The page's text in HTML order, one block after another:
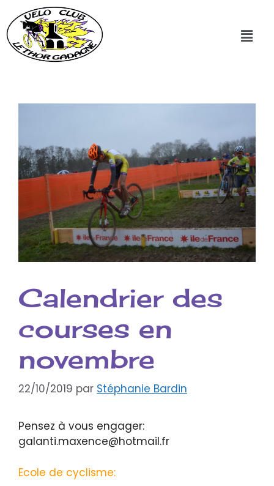
Calendrier des
courses en
novembre
22/10/2019 par Stéphanie Bardin
Pensez à vous engager:
galanti.maxence@hotmail.fr
Ecole de cyclisme: